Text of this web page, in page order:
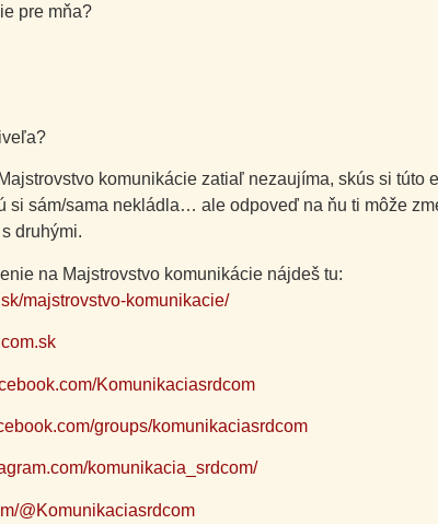
pre mňa?
komunikácie zatiaľ nezaujíma, skús si túto
si sám/sama nekládla… ale odpoveď na ňu ti môže
druhými.
na Majstrovstvo komunikácie nájdeš tu:
majstrovstvo-komunikacie/
Komunikaciasrdcom
groups/komunikaciasrdcom
komunikacia_srdcom/
@Komunikaciasrdcom